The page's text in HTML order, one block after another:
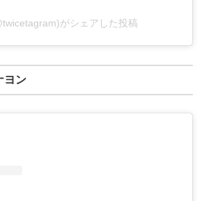
がシェアした投稿
ヨン